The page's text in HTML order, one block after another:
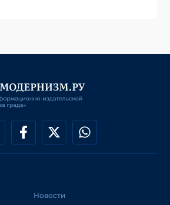
Новости